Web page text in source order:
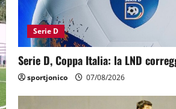
Serie D
Serie D, Coppa Italia: la LND
sportjonico 07/08/2026